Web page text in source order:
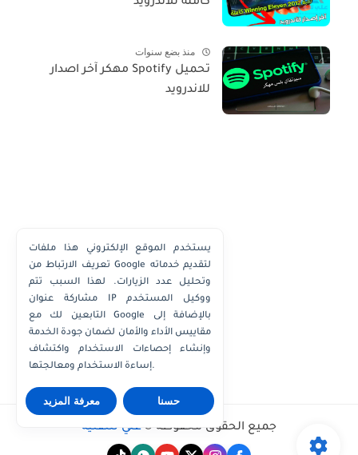
منذ بضع سنوات
تحميل Spotify مهكر آخر اصدار
للاندرويد
جميع الحقوق محفوظة © علي للتقنية
يستخدم الموقع الإلكتروني هذا ملفات
تعريف الارتباط من Google لتقديم خدماته
وتحليل عدد الزيارات. لهذا السبب تتم
مشاركة عنوان IP ووكيل المستخدم
التابعين لك مع Google بالإضافة إلى
مقاييس الأداء والأمان لضمان جودة الخدمة
وإنشاء إحصاءات الاستخدام واكتشاف
إساءة الاستخدام ومعالجتها.
معرفة المزيد حسنا